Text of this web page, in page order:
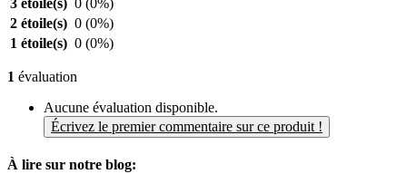
3 étoile(s) 0 (0%)
2 étoile(s) 0 (0%)
1 étoile(s) 0 (0%)
1 évaluation
Aucune évaluation disponible.
Écrivez le premier commentaire sur ce produit !
À lire sur notre blog: